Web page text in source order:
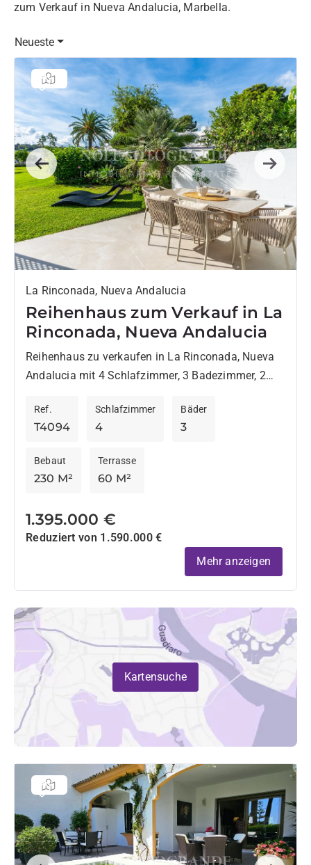
zum Verkauf in Nueva Andalucia, Marbella.
Neueste
Previous Next
La Rinconada, Nueva Andalucia
Reihenhaus zum Verkauf in La
Rinconada, Nueva Andalucia
Reihenhaus zu verkaufen in La Rinconada, Nueva
Andalucia mit 4 Schlafzimmer, 3 Badezimmer, 2
1983 und hat Pool...
T4094
Ref.
4
Schlafzimmer
3
Bäder
230 M²
Bebaut
60 M²
Terrasse
1.395.000 €
Reduziert von 1.590.000 €
Mehr anzeigen
Kartensuche